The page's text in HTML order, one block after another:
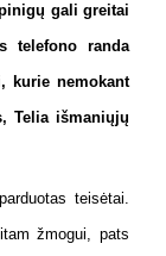
gali greitai
telefono randa
kurie nemokant
Telia išmaniųjų
teisėtai.
žmogui, pats